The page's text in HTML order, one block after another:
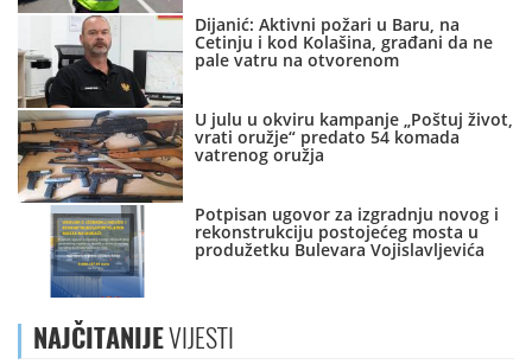
Dijanić: Aktivni požari u Baru, na
Cetinju i kod Kolašina, građani da ne
pale vatru na otvorenom
U julu u okviru kampanje „Poštuj život,
vrati oružje“ predato 54 komada
vatrenog oružja
Potpisan ugovor za izgradnju novog i
rekonstrukciju postojećeg mosta u
produžetku Bulevara Vojislavljevića
NAJČITANIJEVIJESTI